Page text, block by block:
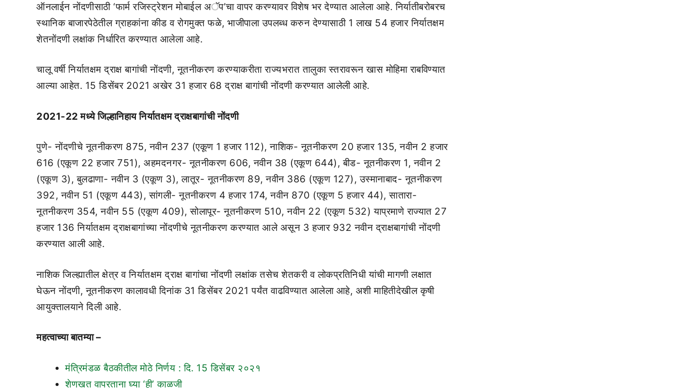
ऑनलाईन नोंदणीसाठी ‘फार्म रजिस्ट्रेशन मोबाईल अॅप’चा वापर करण्यावर विशेष भर देण्यात आलेला आहे. निर्यातीबरोबरच
स्थानिक बाजारपेठेतील ग्राहकांना कीड व रोगमुक्त फळे, भाजीपाला उपलब्ध करुन देण्यासाठी 1 लाख 54 हजार निर्यातक्षम
शेतनोंदणी लक्षांक निर्धारित करण्यात आलेला आहे.
चालू वर्षी निर्यातक्षम द्राक्ष बागांची नोंदणी, नूतनीकरण करण्याकरीता राज्यभरात तालुका स्तरावरून खास मोहिमा राबविण्यात
आल्या आहेत. 15 डिसेंबर 2021 अखेर 31 हजार 68 द्राक्ष बागांची नोंदणी करण्यात आलेली आहे.
2021-22 मध्ये जिल्हानिहाय निर्यातक्षम द्राक्षबागांची नोंदणी
पुणे- नोंदणीचे नूतनीकरण 875, नवीन 237 (एकूण 1 हजार 112), नाशिक- नूतनीकरण 20 हजार 135, नवीन 2 हजार
616 (एकूण 22 हजार 751), अहमदनगर- नूतनीकरण 606, नवीन 38 (एकूण 644), बीड- नूतनीकरण 1, नवीन 2
(एकूण 3), बुलढाणा- नवीन 3 (एकूण 3), लातूर- नूतनीकरण 89, नवीन 386 (एकूण 127), उस्मानाबाद- नूतनीकरण
392, नवीन 51 (एकूण 443), सांगली- नूतनीकरण 4 हजार 174, नवीन 870 (एकूण 5 हजार 44), सातारा-
नूतनीकरण 354, नवीन 55 (एकूण 409), सोलापूर- नूतनीकरण 510, नवीन 22 (एकूण 532) याप्रमाणे राज्यात 27
हजार 136 निर्यातक्षम द्राक्षबागांच्या नोंदणीचे नूतनीकरण करण्यात आले असून 3 हजार 932 नवीन द्राक्षबागांची नोंदणी
करण्यात आली आहे.
नाशिक जिल्ह्यातील क्षेत्र व निर्यातक्षम द्राक्ष बागांचा नोंदणी लक्षांक तसेच शेतकरी व लोकप्रतिनिधी यांची मागणी लक्षात
घेऊन नोंदणी, नूतनीकरण कालावधी दिनांक 31 डिसेंबर 2021 पर्यंत वाढविण्यात आलेला आहे, अशी माहितीदेखील कृषी
आयुक्तालयाने दिली आहे.
महत्वाच्या बातम्या –
मंत्रिमंडळ बैठकीतील मोठे निर्णय : दि. 15 डिसेंबर २०२१
शेणखत वापरताना घ्या ‘ही’ काळजी